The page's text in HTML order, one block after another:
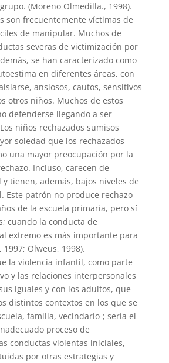
(Moreno Olmedilla., 1998).
son frecuentemente víctimas de
de manipular. Muchos de
severas de victimización por
se han caracterizado como
en diferentes áreas, con
ansiosos, cautos, sensitivos
otros niños. Muchos de estos
defenderse llegando a ser
niños rechazados sumisos
soledad que los rechazados
una mayor preocupación por la
Incluso, carecen de
tienen, además, bajos niveles de
Este patrón no produce rechazo
de la escuela primaria, pero sí
cuando la conducta de
extremo es más importante para
Olweus, 1998).
la violencia infantil, como parte
y las relaciones interpersonales
iguales y con los adultos, que
distintos contextos en los que se
familia, vecindario-; sería el
proceso de
conductas violentas iniciales,
por otras estrategias y